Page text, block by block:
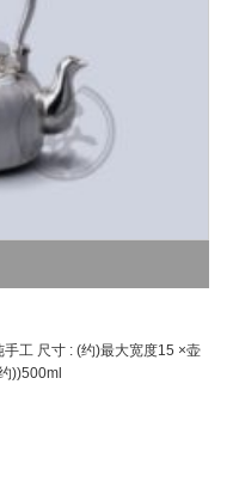
工 尺寸 : (约)最大宽度15 ×壶
))500ml